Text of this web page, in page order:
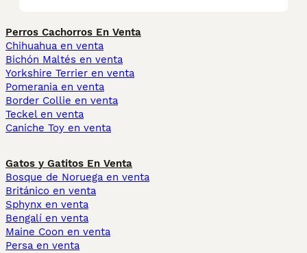
Perros Cachorros En Venta
Chihuahua en venta
Bichón Maltés en venta
Yorkshire Terrier en venta
Pomerania en venta
Border Collie en venta
Teckel en venta
Caniche Toy en venta
Gatos y Gatitos En Venta
Bosque de Noruega en venta
Británico en venta
Sphynx en venta
Bengalí en venta
Maine Coon en venta
Persa en venta